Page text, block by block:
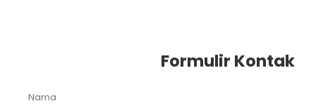
Formulir Kontak